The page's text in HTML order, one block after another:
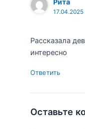
Рита
17.04.2025
Рассказала
интересно
Ответить
Оставьте